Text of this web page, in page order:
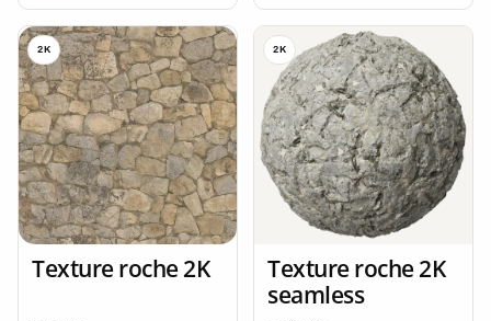
2K
Texture roche 2K
2K
Texture roche 2K
seamless